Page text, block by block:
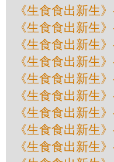
《生食食出新生
《生食食出新生
《生食食出新生
《生食食出新生
《生食食出新生
《生食食出新生
《生食食出新生
《生食食出新生
《生食食出新生